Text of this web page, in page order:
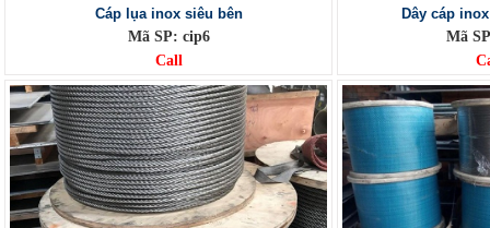
Cáp lụa inox siêu bên
Mã SP: cip6
Call
Dây cáp
Mã